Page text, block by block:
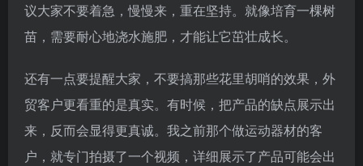
议大家不要着急，慢慢来，重在坚持。就像培育一棵树
苗，需要耐心地浇水施肥，才能让它茁壮成长。
还有一点要提醒大家，不要搞那些花里胡哨的效果，外
贸客户更看重的是真实。有时候，把产品的缺点展示出
来，反而会显得更真诚。我之前那个做运动器材的客
户，就专门拍摄了一个视频，详细展示了产品可能会出